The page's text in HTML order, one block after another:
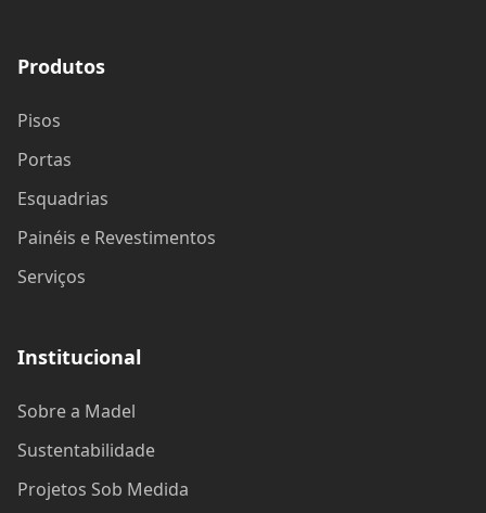
Produtos
Pisos
Portas
Esquadrias
Painéis e Revestimentos
Serviços
Institucional
Sobre a Madel
Sustentabilidade
Projetos Sob Medida